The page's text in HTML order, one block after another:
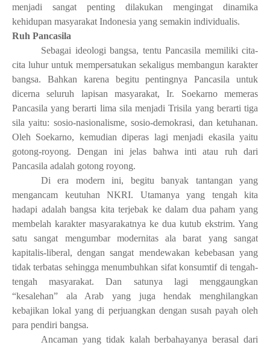
menjadi sangat penting dilakukan mengingat dinamika
kehidupan masyarakat Indonesia yang semakin individualis.
Ruh Pancasila
Sebagai ideologi bangsa, tentu Pancasila memiliki cita-
cita luhur untuk mempersatukan sekaligus membangun karakter
bangsa. Bahkan karena begitu pentingnya Pancasila untuk
dicerna seluruh lapisan masyarakat, Ir. Soekarno memeras
Pancasila yang berarti lima sila menjadi Trisila yang berarti tiga
sila yaitu: sosio-nasionalisme, sosio-demokrasi, dan ketuhanan.
Oleh Soekarno, kemudian diperas lagi menjadi ekasila yaitu
gotong-royong. Dengan ini jelas bahwa inti atau ruh dari
Pancasila adalah gotong royong.
Di era modern ini, begitu banyak tantangan yang
mengancam keutuhan NKRI. Utamanya yang tengah kita
hadapi adalah bangsa kita terjebak ke dalam dua paham yang
membelah karakter masyarakatnya ke dua kutub ekstrim. Yang
satu sangat mengumbar modernitas ala barat yang sangat
kapitalis-liberal, dengan sangat mendewakan kebebasan yang
tidak terbatas sehingga menumbuhkan sifat konsumtif di tengah-
tengah masyarakat. Dan satunya lagi menggaungkan
“kesalehan” ala Arab yang juga hendak menghilangkan
kebajikan lokal yang di perjuangkan dengan susah payah oleh
para pendiri bangsa.
Ancaman yang tidak kalah berbahayanya berasal dari